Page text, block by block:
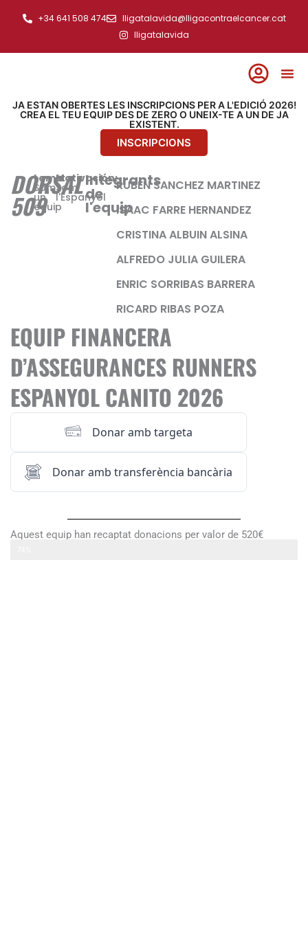
+34 641 508 474
lligatalavida@lligacontraelcancer.cat
lligatalavida
JA ESTAN OBERTES LES INSCRIPCIONS PER A L'EDICIÓ 2026!
CREA EL TEU EQUIP DES DE ZERO O UNEIX-TE A UN DE JA
EXISTENT.
INSCRIPCIONS
EQUIP FINANCERA
D’ASSEGURANCES RUNNERS
ESPANYOL CANITO 2026
Donar amb targeta
Donar amb transferència bancària
Aquest equip han recaptat donacions per valor de 520€
DORSAL
509
Lema:
Som
un
equip
Motivación:
Som
l'Espanyol
Integrants
de
l'equip
RUBEN SANCHEZ MARTINEZ
ISAAC FARRE HERNANDEZ
CRISTINA ALBUIN ALSINA
ALFREDO JULIA GUILERA
ENRIC SORRIBAS BARRERA
RICARD RIBAS POZA